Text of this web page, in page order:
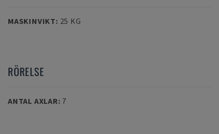
MASKINVIKT: 25 KG
RÖRELSE
ANTAL AXLAR: 7